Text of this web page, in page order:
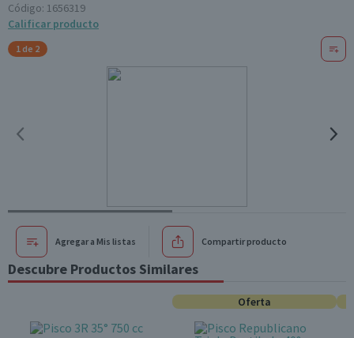
Código: 1656319
Calificar producto
1 de 2
Agregar a Mis listas Compartir producto
Descubre Productos Similares
Oferta